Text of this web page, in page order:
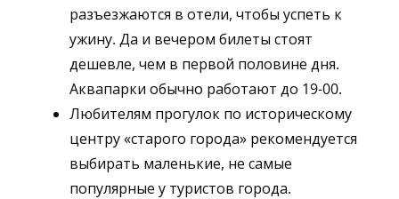
разъезжаются в отели, чтобы успеть к
ужину. Да и вечером билеты стоят
дешевле, чем в первой половине дня.
Аквапарки обычно работают до 19-00.
Любителям прогулок по историческому
центру «старого города» рекомендуется
выбирать маленькие, не самые
популярные у туристов города.